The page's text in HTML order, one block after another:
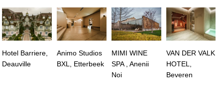
Hotel Barriere,
Deauville
Animo Studios
BXL, Etterbeek
MIMI WINE
SPA , Anenii
Noi
VAN DER VALK
HOTEL,
Beveren